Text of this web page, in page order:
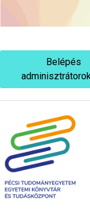
Belépés